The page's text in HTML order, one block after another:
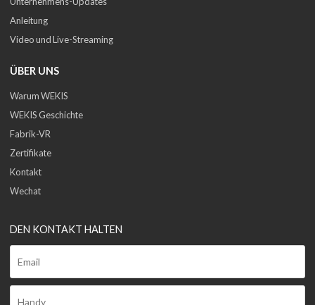
Anleitung
Video und Live-Streaming
ÜBER UNS
Warum WEKIS
WEKIS Geschichte
Fabrik-VR
Zertifikate
Kontakt
Wechat
DEN KONTAKT HALTEN